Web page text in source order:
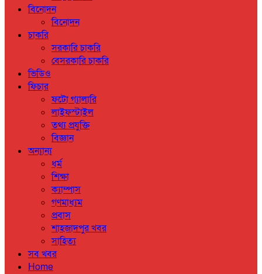
বিনোদন
বিনোদন
চাকরি
সরকারি চাকরি
বেসরকারি চাকরি
ভিডিও
ফিচার
ফটো গ্যালারি
লাইফস্টাইল
তথ্য প্রযুক্তি
বিজ্ঞান
অন্যান্য
ধর্ম
শিক্ষা
ক্যাম্পাস
গণমাধ্যম
প্রবাস
শাহজাদপুর খবর
সাহিত্য
সব খবর
Home